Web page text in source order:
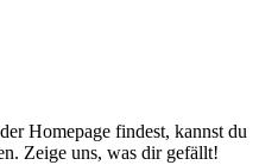
Homepage findest, kannst du
Zeige uns, was dir gefällt!